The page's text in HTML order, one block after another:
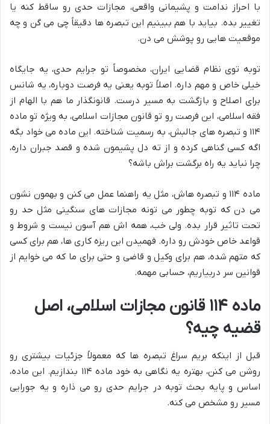
با احراز ندامت و پشیمانی واقعی، مجازات حدی رو ساقط کنه یا
تغییر بده. بیاید با هم ببینیم این تبصره ها دقیقاً چی می گن و چه
موقعیت هایی رو پوشش می دن.
توبه توی نظام قضایی ایران، مخصوصاً تو جرایم حدی، یه جایگاه
خیلی خاص و مهم داره. اصلاً توبه یعنی یه فرصت دوباره، یه شانس
برای اصلاح و بازگشت به مسیر درست. قانونگذار ما هم با الهام از
فقه اسلامی، این فرصت رو تو قانون مجازات اسلامی، به ویژه تو ماده
۱۱۴ و تبصره های جالبش، به رسمیت شناخته. این ماده می خواد بگه
اگه کسی گناهی کرده و از ته دل پشیمون شده و قصد جبران داره،
چرا نباید یه راه برگشت براش باشه؟
ماده ۱۱۴ و تبصره هاش، مثل یه راهنما عمل می کنن و بهمون نشون
می دن که توبه چطور می تونه مجازات های سنگینی مثل حد رو
تحت تاثیر قرار بده. ولی خب، همه اش هم آسون نیست و شروط و
قواعد خاص خودش رو داره. فهمیدن این ریزه کاری ها، هم برای کسی
که متهم شده، هم برای وکیل و قاضی و حتی برای ما که می خوایم از
قوانین سر دربیاریم، حسابی مهمه.
ماده ۱۱۴ قانون مجازات اسلامی، اصل
قضیه چیه؟
قبل از اینکه بریم سراغ تبصره ها که معمولاً جزئیات بیشتری رو
روشن می کنن، بهتره یه نگاهی به خود ماده ۱۱۴ بندازیم. این ماده،
اساس و پایه بحث توبه در جرایم حدی رو می ذاره و یه جورایی
مسیر رو مشخص می کنه.